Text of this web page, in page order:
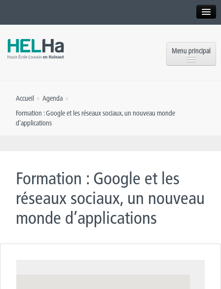
Menu principal
Rencontrez-nous
Inscriptions
Accueil » Agenda »
Formation : Google et les réseaux sociaux, un nouveau monde
d’applications
Formation : Google et les
réseaux sociaux, un nouveau
monde d’applications